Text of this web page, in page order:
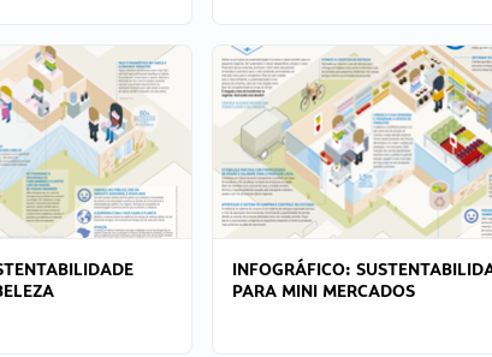
INFOGRÁFICO:
PARA MINI MERCADOS